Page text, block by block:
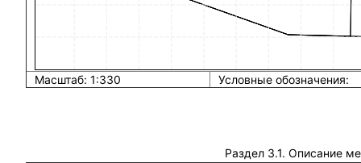
Масштаб: 1:330 Условные обозначения:
Раздел 3.1. Описание